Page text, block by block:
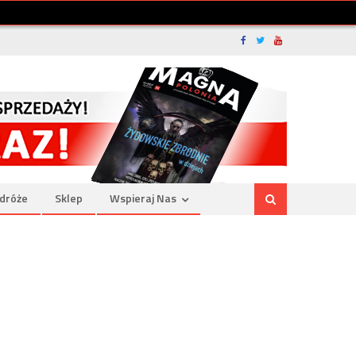
Sklep Wspieraj Nas